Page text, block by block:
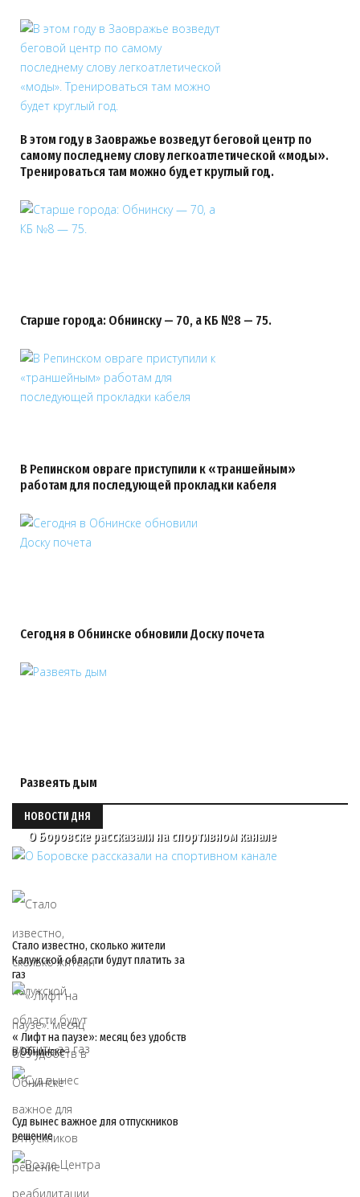
В этом году в Заовражье возведут беговой центр по
самому последнему слову легкоатлетической «моды».
Тренироваться там можно будет круглый год.
Старше города: Обнинску — 70, а КБ №8 — 75.
В Репинском овраге приступили к «траншейным»
работам для последующей прокладки кабеля
Сегодня в Обнинске обновили Доску почета
Развеять дым
НОВОСТИ ДНЯ
О Боровске рассказали на спортивном канале
Стало известно, сколько жители
Калужской области будут платить за
газ
« Лифт на паузе»: месяц без удобств
в Обнинске
Суд вынес важное для отпускников
решение